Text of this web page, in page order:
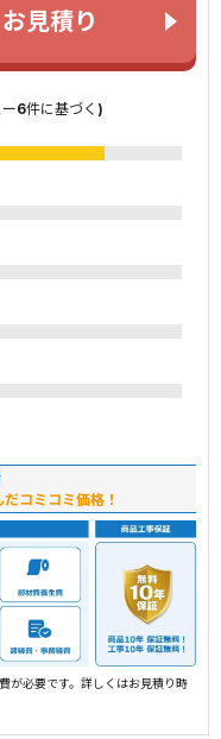
見積り
6件に基づく)
コミコミ価格！
が必要です。詳しくはお見積り時